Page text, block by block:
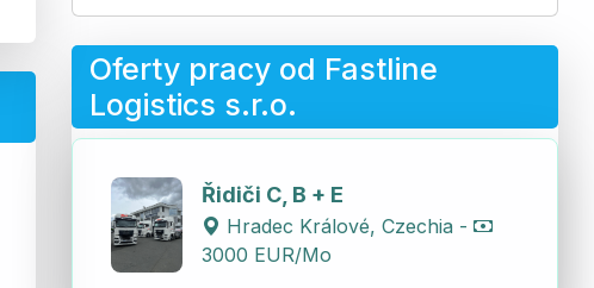
Oferty pracy od Fastline
Logistics s.r.o.
Řidiči C, B + E
Hradec Králové, Czechia -
3000 EUR/Mo